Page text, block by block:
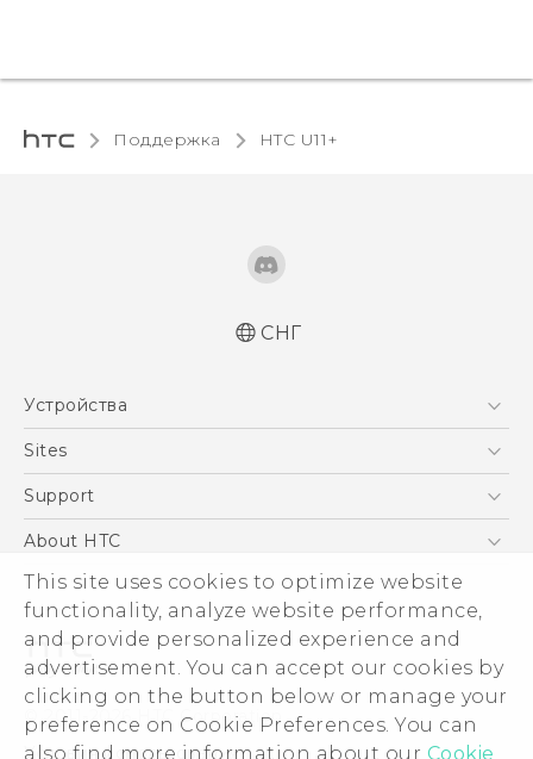
This site uses cookies to optimize website
functionality, analyze website performance,
and provide personalized experience and
advertisement. You can accept our cookies by
clicking on the button below or manage your
preference on Cookie Preferences. You can
also find more information about our Cookie
Поддержка HTC U11+‎
Русский - Руководство пользователя
Русский - Руководство по безопасности и
соответствию стандартам
Қазақ - жұмысты бастау нұсқаулығы
Қазақ - Пайдаланушы нұсқаулығы
English - User manual
English - Safety and regulatory guide
СНГ
Устройства
5G
EXODUS
VIVE
Sites
HTC Dev
Support
ПОДДЕРЖКА
About HTC
ESG
Инвестирование
Политика конфиденциальности
Безопасность продуктов
Вакансии
© 2011-2026 HTC Corporation
Условия использования.